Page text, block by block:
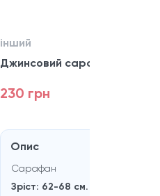
інший
Джинсовий сарафан Fred&Flo
230 грн
Опис
Сарафан
Зріст: 62-68 см.